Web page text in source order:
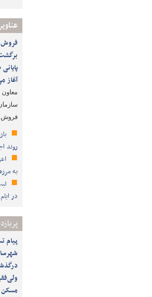
آغاز
فروش
روند
به
در
پیام
مسکن